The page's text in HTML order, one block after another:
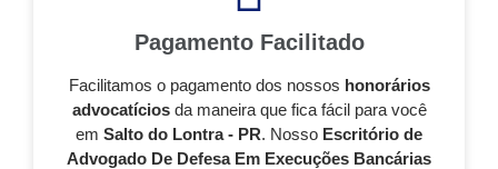
Pagamento Facilitado
Facilitamos o pagamento dos nossos honorários
advocatíciosda maneira que fica fácil para você
em Salto do Lontra - PR. Nosso Escritório de
Advogado De Defesa Em Execuções Bancárias